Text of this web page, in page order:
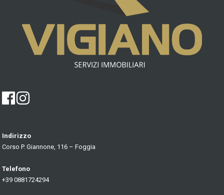
Indirizzo
Corso P. Giannone, 116 – Foggia
Telefono
+39 0881724294